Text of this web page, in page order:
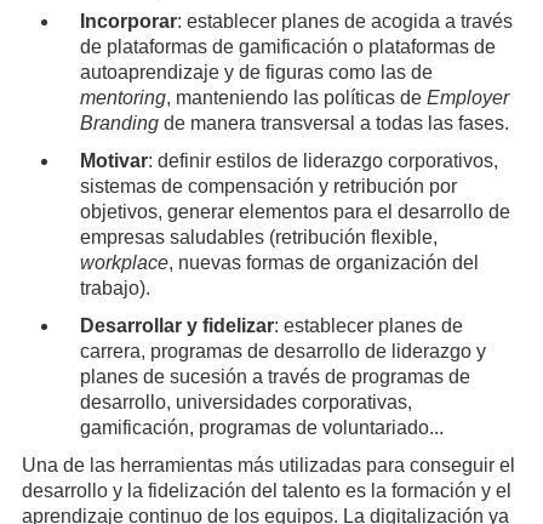
Incorporar: establecer planes de acogida a través
de plataformas de gamificación o plataformas de
autoaprendizaje y de figuras como las de
mentoring, manteniendo las políticas de Employer
Brandingde manera transversal a todas las fases.
Motivar: definir estilos de liderazgo corporativos,
sistemas de compensación y retribución por
objetivos, generar elementos para el desarrollo de
empresas saludables (retribución flexible,
workplace, nuevas formas de organización del
trabajo).
Desarrollar y fidelizar: establecer planes de
carrera, programas de desarrollo de liderazgo y
planes de sucesión a través de programas de
desarrollo, universidades corporativas,
gamificación, programas de voluntariado...
Una de las herramientas más utilizadas para conseguir el
desarrollo y la fidelización del talento es la formación y el
aprendizaje continuo de los equipos. La digitalización ya